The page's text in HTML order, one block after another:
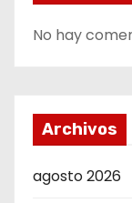
No hay
Archivos
agosto 2026